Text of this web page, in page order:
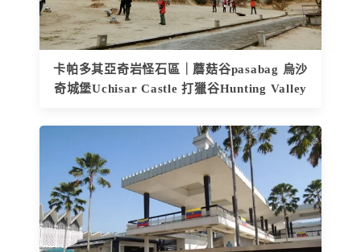
卡帕多其亞奇岩怪石區｜蘑菇谷pasabag 烏沙
奇城堡Uchisar Castle 打獵谷Hunting Valley